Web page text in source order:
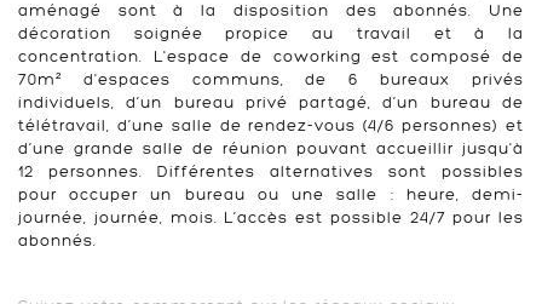
aménagé sont à la disposition des abonnés. Une
décoration soignée propice au travail et à la
concentration. L'espace de coworking est composé de
70m² d'espaces communs, de 6 bureaux privés
individuels, d’un bureau privé partagé, d’un bureau de
télétravail, d’une salle de rendez-vous (4/6 personnes) et
d’une grande salle de réunion pouvant accueillir jusqu'à
12 personnes. Différentes alternatives sont possibles
pour occuper un bureau ou une salle : heure, demi-
journée, journée, mois. L’accès est possible 24/7 pour les
abonnés.